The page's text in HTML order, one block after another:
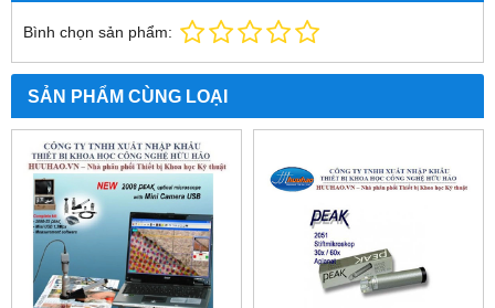
Bình chọn sản phẩm:
SẢN PHẨM CÙNG LOẠI